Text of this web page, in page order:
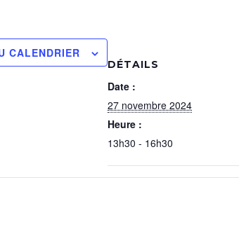
CALENDRIER
DÉTAILS
Date :
27 novembre 2024
Heure :
13h30 - 16h30